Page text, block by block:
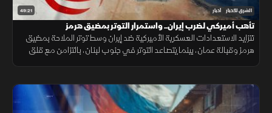
49:21 الشرق للأخبار أخبار
تأهب أميركي لضرب إيران.. واستمرار التوتر بمضيق هرمز
تتزايد الاستعدادات العسكرية الأميركية ضد إيران وسط توتر الملاحة بمضيق
هرمز وقبالة عمان، بينما يتصاعد التوتر في جنوب لبنان، بالتزامن مع قلق